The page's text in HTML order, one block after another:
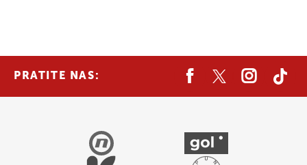
PRATITE NAS: